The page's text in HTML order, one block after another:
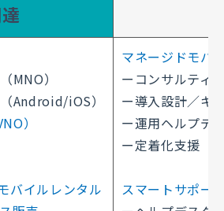
MNO）
Android/iOS）
）
バイルレンタル
マネージドモバ
ーコンサルティ
ー導入設計​／キ
ー運用​ヘルプデ
ー定着化支援
スマートサポー